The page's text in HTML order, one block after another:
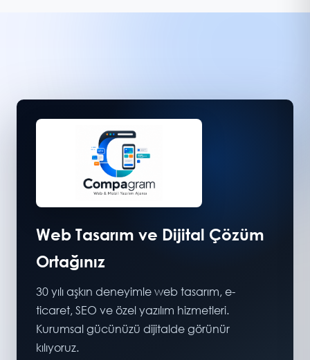
Web Tasarım ve Dijital Çözüm
Ortağınız
30 yılı aşkın deneyimle web tasarım, e-
ticaret, SEO ve özel yazılım hizmetleri.
Kurumsal gücünüzü dijitalde görünür
kılıyoruz.